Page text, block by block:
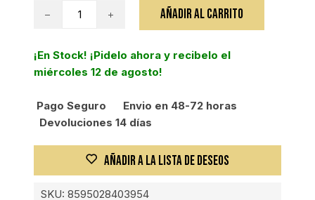
TESCOMA
420-
600
cantidad
AÑADIR AL CARRITO
¡En Stock! ¡Pidelo ahora y recibelo el
miércoles 12 de agosto!
Pago Seguro
Envio en 48-72 horas
Devoluciones 14 días
AÑADIR A LA LISTA DE DESEOS
SKU:8595028403954